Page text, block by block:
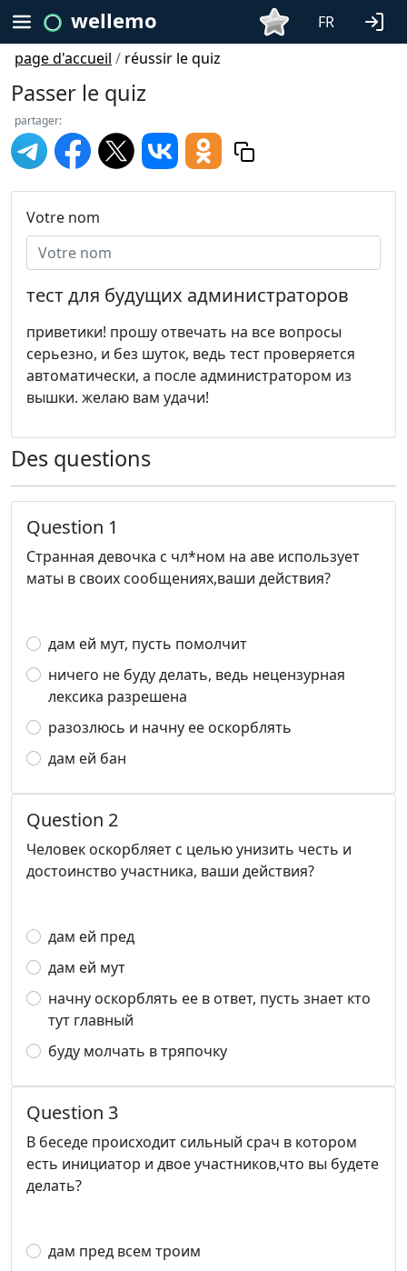
wellemo
FR
page d'accueil / réussir le quiz
Passer le quiz
partager:
Votre nom
тест для будущих администраторов
приветики! прошу отвечать на все вопросы
серьезно, и без шуток, ведь тест проверяется
автоматически, а после администратором из
вышки. желаю вам удачи!
Des questions
Question 1
Странная девочка с чл*ном на аве использует
маты в своих сообщениях,ваши действия?
дам ей мут, пусть помолчит
ничего не буду делать, ведь нецензурная
лексика разрешена
разозлюсь и начну ее оскорблять
дам ей бан
Question 2
Человек оскорбляет с целью унизить честь и
достоинство участника, ваши действия?
дам ей пред
дам ей мут
начну оскорблять ее в ответ, пусть знает кто
тут главный
буду молчать в тряпочку
Question 3
В беседе происходит сильный срач в котором
есть инициатор и двое участников,что вы будете
делать?
дам пред всем троим